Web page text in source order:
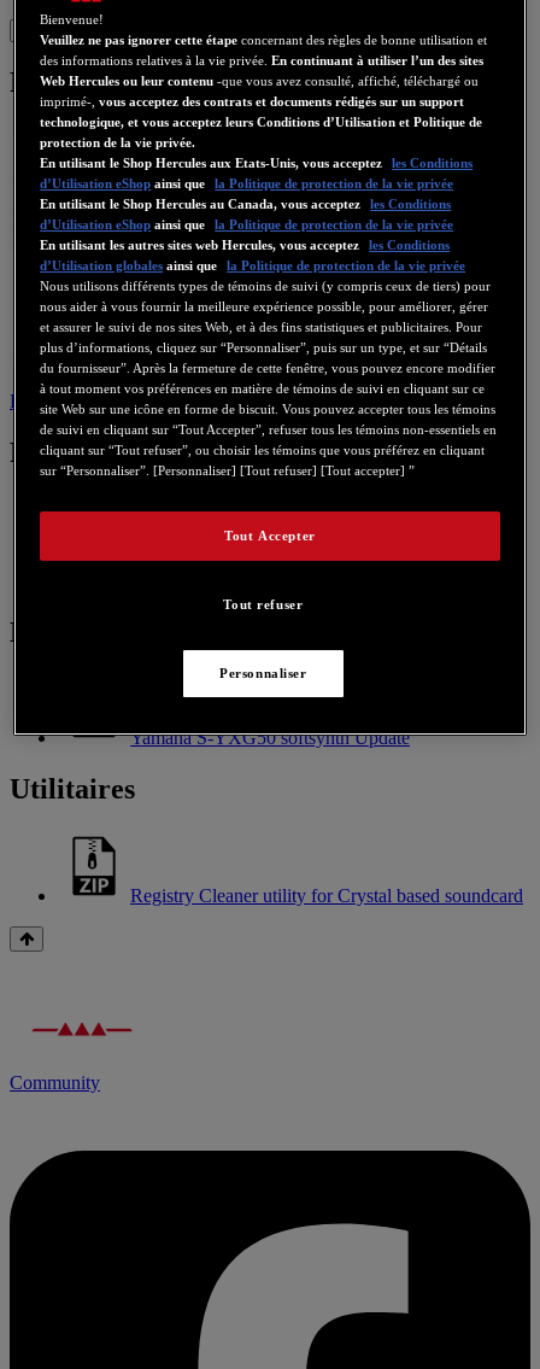
Fortissimo III 7.1
Pilotes Logiciel Utilitaires Nous contacter pour ce produit
Pilotes
Driver CrystalSound 2007_CSND_1
Logiciel
Yamaha S-YXG50 softsynth Update
Utilitaires
Registry Cleaner utility for Crystal based soundcard
Community
Bienvenue!
Veuillez ne pas ignorer cette étape concernant des règles de bonne utilisation et
des informations relatives à la vie privée.En continuant à utiliser l’un des sites
Web Hercules ou leur contenu-que vous avez consulté, affiché, téléchargé ou
imprimé-,vous acceptez des contrats et documents rédigés sur un support
technologique, et vous acceptez leurs Conditions d’Utilisation et Politique de
protection de la vie privée.
En utilisant le Shop Hercules aux Etats-Unis, vous acceptez
les Conditions
d’Utilisation eShop ainsi que
la Politique de protection de la vie privée
En utilisant le Shop Hercules au Canada, vous acceptez
les Conditions
d’Utilisation eShop ainsi que
la Politique de protection de la vie privée
En utilisant les autres sites web Hercules, vous acceptez
les Conditions
d’Utilisation globales ainsi que
la Politique de protection de la vie privée
Nous utilisons différents types de témoins de suivi (y compris ceux de tiers) pour
nous aider à vous fournir la meilleure expérience possible, pour améliorer, gérer
et assurer le suivi de nos sites Web, et à des fins statistiques et publicitaires. Pour
plus d’informations, cliquez sur “Personnaliser”, puis sur un type, et sur “Détails
du fournisseur”. Après la fermeture de cette fenêtre, vous pouvez encore modifier
à tout moment vos préférences en matière de témoins de suivi en cliquant sur ce
site Web sur une icône en forme de biscuit. Vous pouvez accepter tous les témoins
de suivi en cliquant sur “Tout Accepter”, refuser tous les témoins non-essentiels en
cliquant sur “Tout refuser”, ou choisir les témoins que vous préférez en cliquant
sur “Personnaliser”. [Personnaliser] [Tout refuser] [Tout accepter] ”
Tout refuser
Tout Accepter
Personnaliser